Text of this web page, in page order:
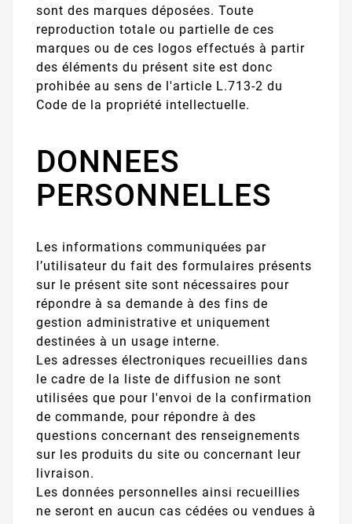
sont des marques déposées. Toute
reproduction totale ou partielle de ces
marques ou de ces logos effectués à partir
des éléments du présent site est donc
prohibée au sens de l'article L.713-2 du
Code de la propriété intellectuelle.
DONNEES
PERSONNELLES
Les informations communiquées par
l’utilisateur du fait des formulaires présents
sur le présent site sont nécessaires pour
répondre à sa demande à des fins de
gestion administrative et uniquement
destinées à un usage interne.
Les adresses électroniques recueillies dans
le cadre de la liste de diffusion ne sont
utilisées que pour l'envoi de la confirmation
de commande, pour répondre à des
questions concernant des renseignements
sur les produits du site ou concernant leur
livraison.
Les données personnelles ainsi recueillies
ne seront en aucun cas cédées ou vendues à